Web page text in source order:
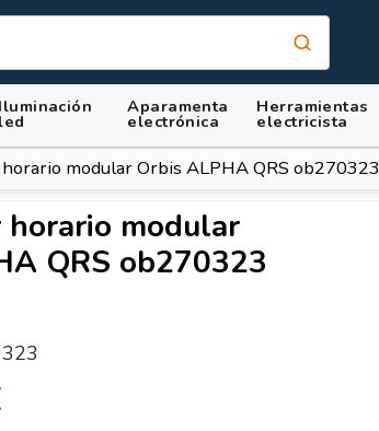
Iluminación
led
Aparamenta
electrónica
Herramientas
electricista
modular Orbis ALPHA QRS ob270323
modular
QRS ob270323